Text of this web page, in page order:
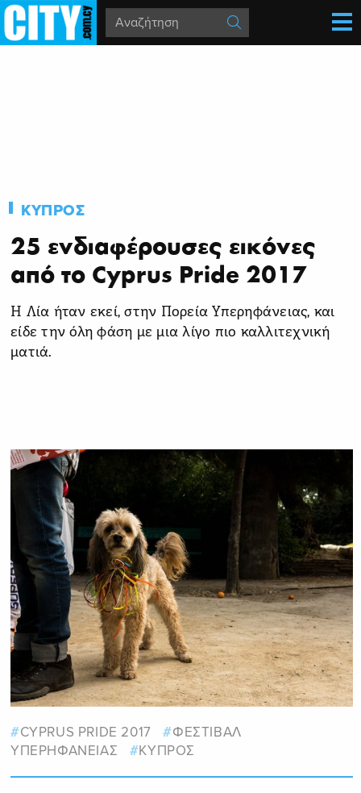
ΚΥΠΡΟΣ
25 ενδιαφέρουσες εικόνες
από το Cyprus Pride 2017
Η Λία ήταν εκεί, στην Πορεία Υπερηφάνειας, και
είδε την όλη φάση με μια λίγο πιο καλλιτεχνική
ματιά.
CYPRUS PRIDE 2017
ΦΕΣΤΙΒΑΛ
ΥΠΕΡΗΦΑΝΕΙΑΣ
ΚΥΠΡΟΣ